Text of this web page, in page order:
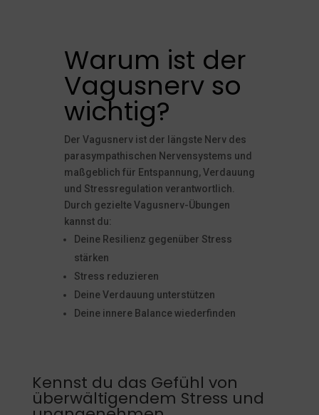
Warum ist der
Vagusnerv so
wichtig?
Der Vagusnerv ist der längste Nerv des
parasympathischen Nervensystems und
maßgeblich für Entspannung, Verdauung
und Stressregulation verantwortlich.
Durch gezielte Vagusnerv-Übungen
kannst du:
Deine Resilienz gegenüber Stress
stärken
Stress reduzieren
Deine Verdauung unterstützen
Deine innere Balance wiederfinden
Kennst du das Gefühl von
überwältigendem Stress und